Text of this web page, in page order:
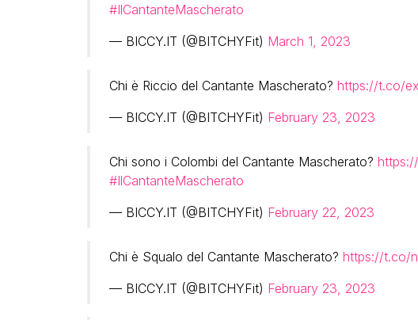
#IlCantanteMascherato
— BICCY.IT (@BITCHYFit) March 1, 2023
Chi è Riccio del Cantante Mascherato? https://t.co/
— BICCY.IT (@BITCHYFit) February 23, 2023
Chi sono i Colombi del Cantante Mascherato?
#IlCantanteMascherato
— BICCY.IT (@BITCHYFit) February 22, 2023
Chi è Squalo del Cantante Mascherato? https://t.co/
— BICCY.IT (@BITCHYFit) February 23, 2023